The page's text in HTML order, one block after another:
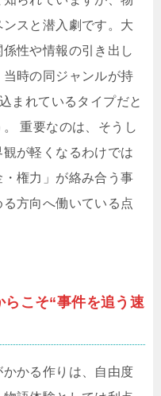
スと潜入劇です。大
性や情報の引き出し
時の同ジャンルが持
まれているタイプだと
重要なのは、そうし
が軽くなるわけでは
権力」が絡み合う事
方向へ働いている点
こそ“事件を追う速
かる作りは、自由度